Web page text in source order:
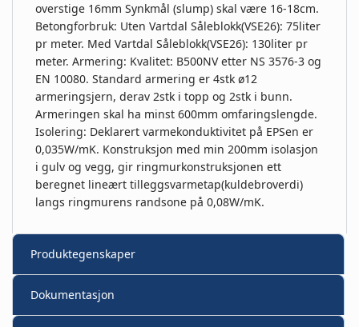
overstige 16mm Synkmål (slump) skal være 16-18cm.
Betongforbruk: Uten Vartdal Såleblokk(VSE26): 75liter
pr meter. Med Vartdal Såleblokk(VSE26): 130liter pr
meter. Armering: Kvalitet: B500NV etter NS 3576-3 og
EN 10080. Standard armering er 4stk ø12
armeringsjern, derav 2stk i topp og 2stk i bunn.
Armeringen skal ha minst 600mm omfaringslengde.
Isolering: Deklarert varmekonduktivitet på EPSen er
0,035W/mK. Konstruksjon med min 200mm isolasjon
i gulv og vegg, gir ringmurkonstruksjonen ett
beregnet lineært tilleggsvarmetap(kuldebroverdi)
langs ringmurens randsone på 0,08W/mK.
Produktegenskaper
Dokumentasjon